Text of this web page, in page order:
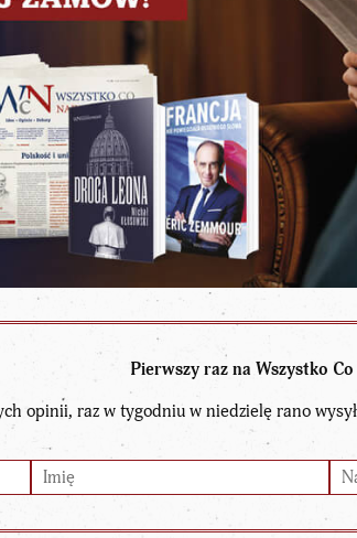
Pierwszy raz na Wszystko
opinii, raz w tygodniu w niedzielę rano